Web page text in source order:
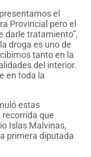
el
Provincial pero el
darle tratamiento”,
droga es uno de
tanto en la
del interior.
en toda la
estas
que
Islas Malvinas,
primera diputada